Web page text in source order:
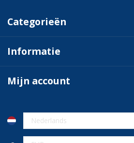
Categorieën
Informatie
Mijn account